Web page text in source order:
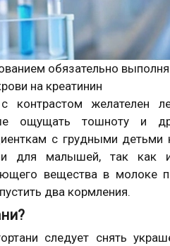
обязательно
на креатинин
контрастом желателен
ощущать тошноту и
с грудными детьми
для малышей, так как
вещества в молоке
два кормления.
следует снять